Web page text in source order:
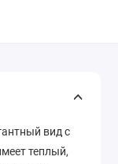
вид с
теплый,